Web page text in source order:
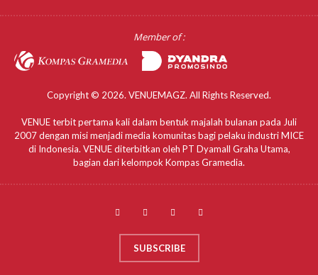
Member of :
Copyright © 2026. VENUEMAGZ. All Rights Reserved.
VENUE terbit pertama kali dalam bentuk majalah bulanan pada Juli
2007 dengan misi menjadi media komunitas bagi pelaku industri MICE
di Indonesia. VENUE diterbitkan oleh PT Dyamall Graha Utama,
bagian dari kelompok Kompas Gramedia.
SUBSCRIBE